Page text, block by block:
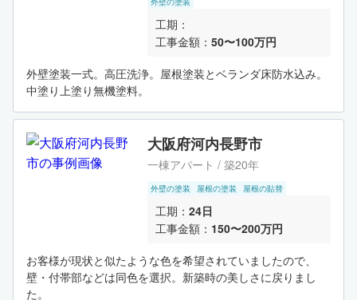
工期：
工事金額： 50〜100万円
外壁塗装一式。高圧洗浄。屋根塗装とベランダ床防水込み。
中塗り上塗り無機塗料。
大阪府河内長野市
一棟アパート / 築20年
外壁の塗装 屋根の塗装 屋根の貼替
工期： 24日
工事金額： 150〜200万円
お客様が現状と似たような色を希望されていましたので、
壁・付帯部などは同色を選択。新築時の美しさに戻りまし
た。